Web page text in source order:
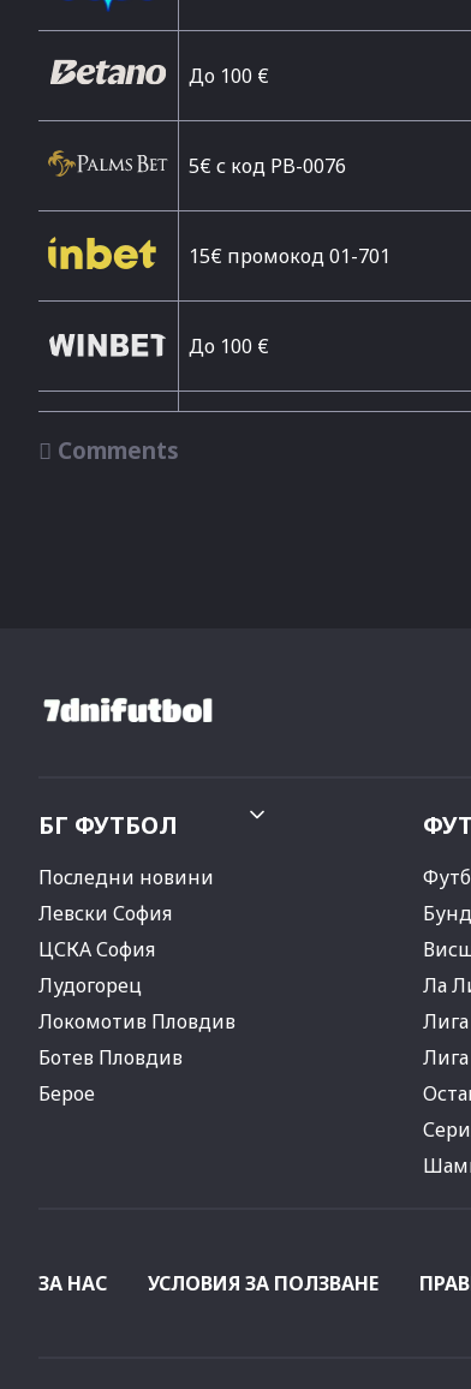
Дo 100 €
5€ с код PB-0076
15€ промокод 01-701
До 100 €
 Comments
БГ ФУТБОЛ
Последни новини
Левски София
ЦСКА София
Лудогорец
Локомотив Пловдив
Ботев Пловдив
Берое
Ла
Лига
ЗА НАС УСЛОВИЯ ЗА ПОЛЗВАНЕ